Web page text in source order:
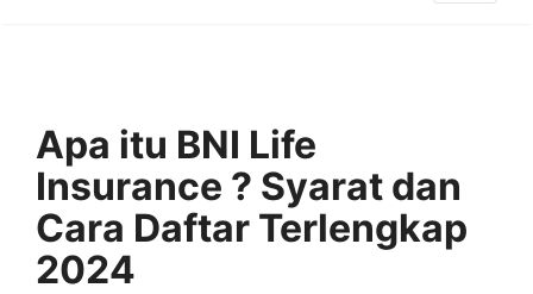
Apa itu BNI Life
Insurance ? Syarat dan
Cara Daftar Terlengkap
2024